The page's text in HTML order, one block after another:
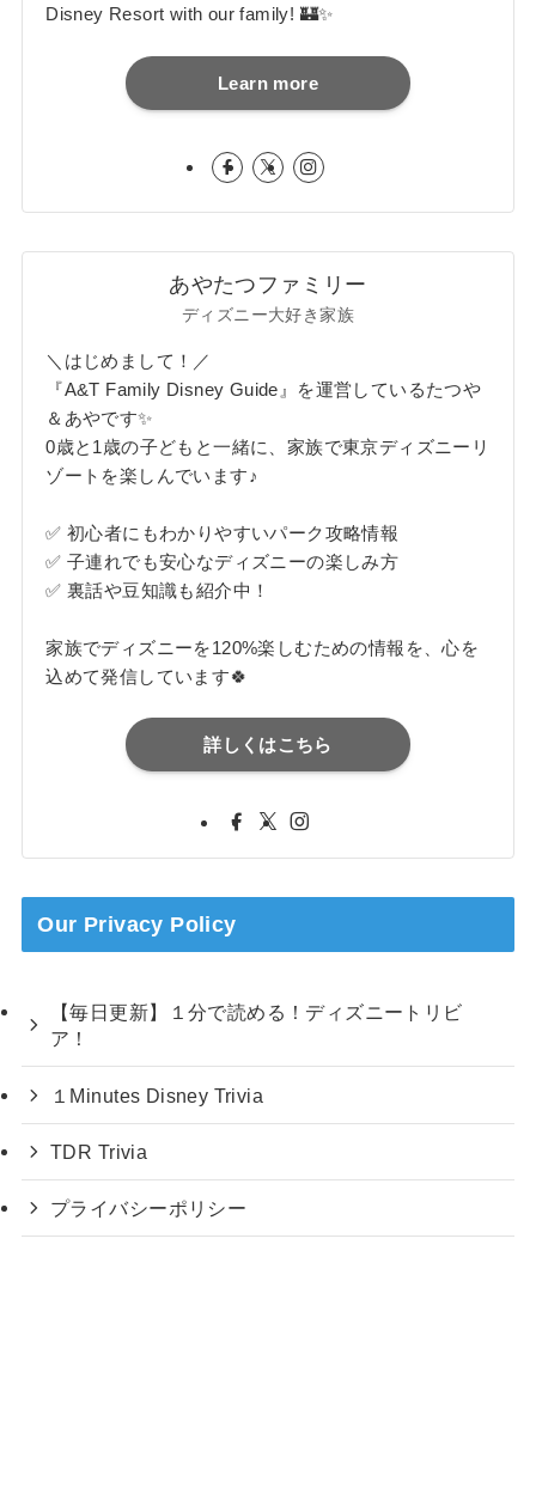
Disney Resort with our family! 🏰✨
Learn more
あやたつファミリー
ディズニー大好き家族
＼はじめまして！／
『A&T Family Disney Guide』を運営しているたつや
＆あやです✨
0歳と1歳の子どもと一緒に、家族で東京ディズニーリ
ゾートを楽しんでいます♪
✅ 初心者にもわかりやすいパーク攻略情報
✅ 子連れでも安心なディズニーの楽しみ方
✅ 裏話や豆知識も紹介中！
家族でディズニーを120%楽しむための情報を、心を
込めて発信しています🍀
詳しくはこちら
Our Privacy Policy
【毎日更新】１分で読める！ディズニートリビ
ア！
１Minutes Disney Trivia
TDR Trivia
プライバシーポリシー